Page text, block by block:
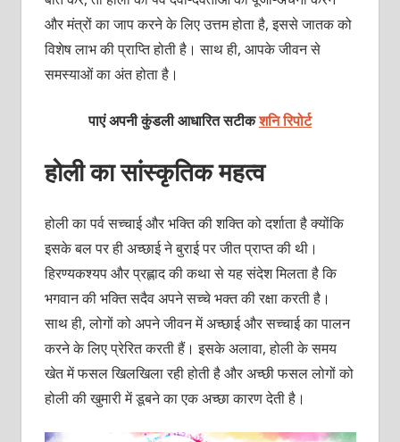
और मंत्रों का जाप करने के लिए उत्तम होता है, इससे जातक को
विशेष लाभ की प्राप्ति होती है। साथ ही, आपके जीवन से
समस्याओं का अंत होता है।
पाएं अपनी कुंडली आधारित सटीकशनि रिपोर्ट
होली का सांस्कृतिक महत्व
होली का पर्व सच्चाई और भक्ति की शक्ति को दर्शाता है क्योंकि
इसके बल पर ही अच्छाई ने बुराई पर जीत प्राप्त की थी।
हिरण्यकश्यप और प्रह्लाद की कथा से यह संदेश मिलता है कि
भगवान की भक्ति सदैव अपने सच्चे भक्त की रक्षा करती है।
साथ ही, लोगों को अपने जीवन में अच्छाई और सच्चाई का पालन
करने के लिए प्रेरित करती हैं। इसके अलावा, होली के समय
खेत में फसल खिलखिला रही होती है और अच्छी फसल लोगों को
होली की खुमारी में डूबने का एक अच्छा कारण देती है।